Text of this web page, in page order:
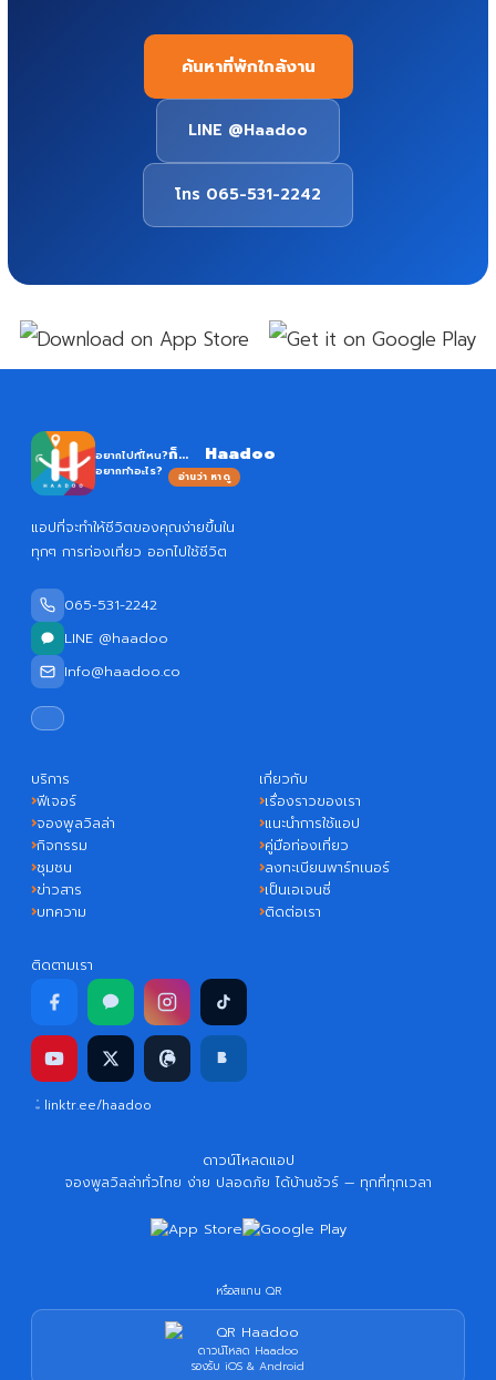
ค้นหาที่พักใกล้งาน
LINE @Haadoo
โทร 065-531-2242
อยากไปที่ไหน?
อยากทำอะไร?
ก็... Haadoo
อ่านว่า หาดู
แอปที่จะทำให้ชีวิตของคุณง่ายขึ้นใน
ทุกๆ การท่องเที่ยว ออกไปใช้ชีวิต
065-531-2242
LINE @haadoo
Info@haadoo.co
บริการ
ฟีเจอร์
จองพูลวิลล่า
กิจกรรม
ชุมชน
ข่าวสาร
บทความ
เกี่ยวกับ
เรื่องราวของเรา
แนะนำการใช้แอป
คู่มือท่องเที่ยว
ลงทะเบียนพาร์ทเนอร์
เป็นเอเจนซี่
ติดต่อเรา
ติดตามเรา
linktr.ee/haadoo
ดาวน์โหลดแอป
จองพูลวิลล่าทั่วไทย ง่าย ปลอดภัย ได้บ้านชัวร์ — ทุกที่ทุกเวลา
หรือสแกน QR
ดาวน์โหลด Haadoo
รองรับ iOS & Android